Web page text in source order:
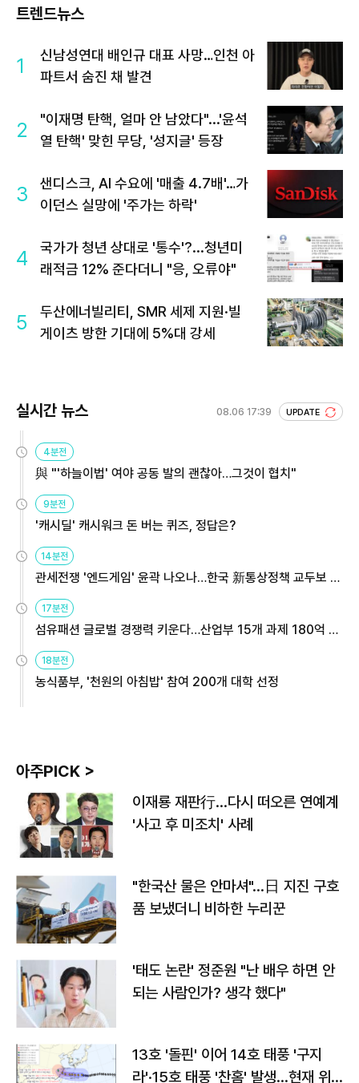
트렌드뉴스
1
신남성연대 배인규 대표 사망…인천 아
파트서 숨진 채 발견
2
"이재명 탄핵, 얼마 안 남았다"...'윤석
열 탄핵' 맞힌 무당, '성지글' 등장
3
샌디스크, AI 수요에 '매출 4.7배'…가
이던스 실망에 '주가는 하락'
4
국가가 청년 상대로 '통수'?...청년미
래적금 12% 준다더니 "응, 오류야"
5
두산에너빌리티, SMR 세제 지원·빌
게이츠 방한 기대에 5%대 강세
실시간 뉴스 08.06 17:39 UPDATE
4분전
與 "'하늘이법' 여야 공동 발의 괜찮아…그것이 협치"
9분전
'캐시딜' 캐시워크 돈 버는 퀴즈, 정답은?
14분전
관세전쟁 '엔드게임' 윤곽 나오나…한국 新통상정책 교두보 활
용해야
17분전
섬유패션 글로벌 경쟁력 키운다…산업부 15개 과제 180억 지
원
18분전
농식품부, '천원의 아침밥' 참여 200개 대학 선정
아주PICK >
이재룡 재판行…다시 떠오른 연예계
'사고 후 미조치' 사례
"한국산 물은 안마셔"…日 지진 구호
품 보냈더니 비하한 누리꾼
'태도 논란' 정준원 "난 배우 하면 안
되는 사람인가? 생각 했다"
13호 '돌핀' 이어 14호 태풍 '구지
라'·15호 태풍 '찬홈' 발생…현재 위